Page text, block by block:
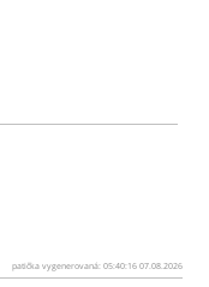
patička vygenerovaná: 05:40:16 07.08.2026